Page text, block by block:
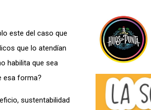
este del caso que
que lo atendían
habilita que sea
esa forma?
sustentabilidad